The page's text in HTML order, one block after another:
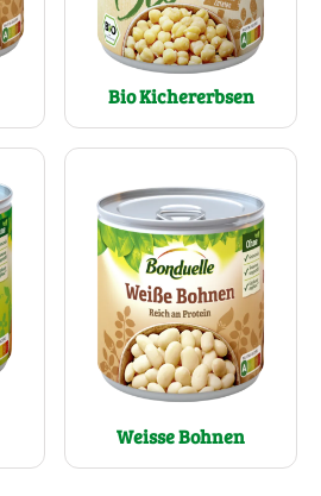
Bio Kichererbsen
Weisse Bohnen